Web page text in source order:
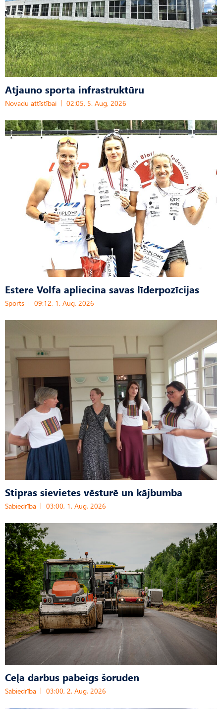
Atjauno sporta infrastruktūru
Novadu attīstībai 02:05, 5. Aug, 2026
Estere Volfa apliecina savas līderpozīcijas
Sports 09:12, 1. Aug, 2026
Stipras sievietes vēsturē un kājbumba
Sabiedrība 03:00, 1. Aug, 2026
Ceļa darbus pabeigs šoruden
Sabiedrība 03:00, 2. Aug, 2026